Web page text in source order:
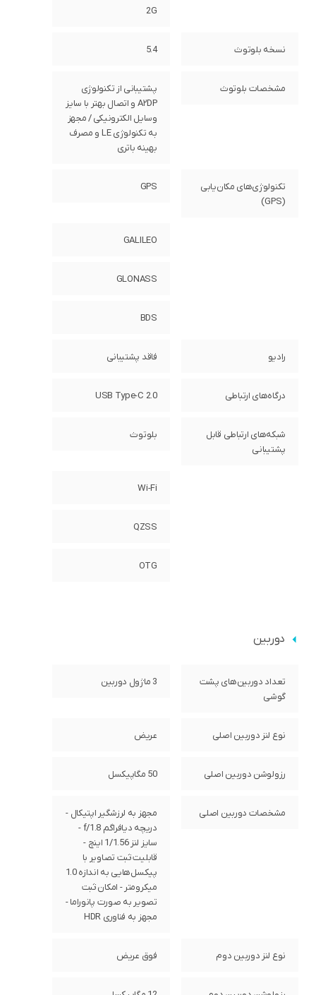
2G
نسخه بلوتوث 5.4
مشخصات بلوتوث
پشتیبانی از تکنولوژی
A۲DP و اتصال بهتر با سایز
وسایل الکترونیکی / مجهز
به تکنولوژی LE و مصرف
بهینه باتری
تکنولوژی‌های مکان‌یابی
(GPS)
GPS
GALILEO
GLONASS
BDS
رادیو فاقد پشتیبانی
درگاه‌های ارتباطی USB Type-C 2.0
شبکه‌های ارتباطی قابل
پشتیبانی
بلوتوث
Wi-Fi
QZSS
OTG
دوربین
تعداد دوربین‌های پشت
گوشی
3 ماژول دوربین
نوع لنز دوربین اصلی عریض
رزولوشن دوربین اصلی 50 مگاپیکسل
مشخصات دوربین اصلی
مجهز به لرزشگیر اپتیکال -
دریچه دیافراگم f/1.8 -
سایز لنز 1/1.56 اینچ -
قابلیت ثبت تصاویر با
پیکسل‌هایی به اندازه 1.0
میکرومتر - امکان ثبت
تصویر به صورت پانوراما -
مجهز به فناوری HDR
نوع لنز دوربین دوم فوق عریض